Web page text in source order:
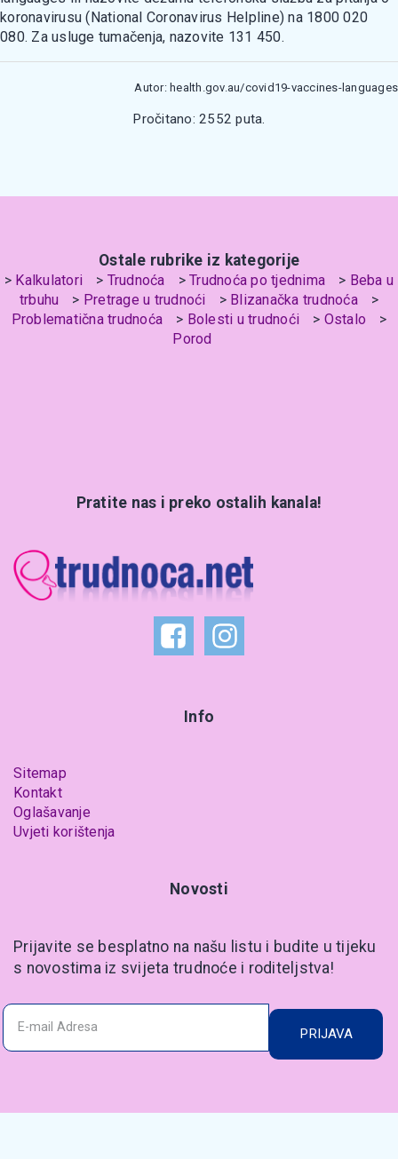
koronavirusu (National Coronavirus Helpline) nа 1800 020
080. Zа usluge tumačenja, nazovite 131 450.
Autor: health.gov.au/covid19-vaccines-languages
Pročitano: 2552 puta.
Ostale rubrike iz kategorije
Kalkulatori Trudnoća Trudnoća po tjednima
Beba u
trbuhu
Pretrage u trudnoći
Blizanačka trudnoća
Problematična trudnoća
Bolesti u trudnoći
Ostalo
Porod
Pratite nas i preko ostalih kanala!
Info
Sitemap
Kontakt
Oglašavanje
Uvjeti korištenja
Novosti
Prijavite se besplatno na našu listu i budite u tijeku
s novostima iz svijeta trudnoće i roditeljstva!
PRIJAVA